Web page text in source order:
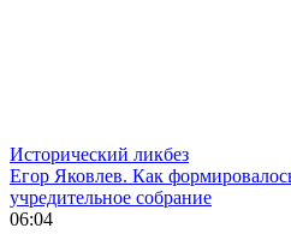
Исторический ликбез
Егор Яковлев. Как
учредительное собрание
06:04